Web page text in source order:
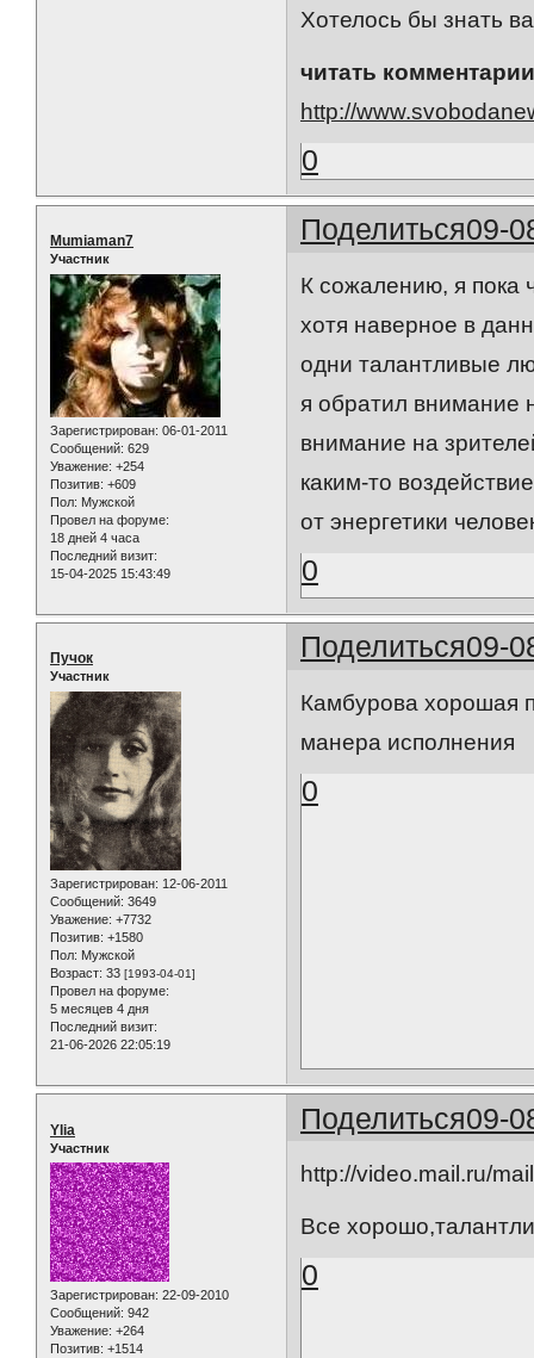
Хотелось бы знать
читать
http://
0
Поделиться09-
Mumiaman7
Участник
Зарегистрирован: 06-01-2011
Сообщений: 629
Уважение: +254
Позитив: +609
Пол: Мужской
Провел на форуме:
18 дней 4 часа
Последний визит:
15-04-2025 15:43:49
К сожалению, я пока
хотя наверное в
одни талантливые
я обратил внимание
внимание на
каким-то
от энергетики
0
Поделиться09-
Пучок
Участник
Зарегистрирован: 12-06-2011
Сообщений: 3649
Уважение: +7732
Позитив: +1580
Пол: Мужской
Возраст: 33 [1993-04-01]
Провел на форуме:
5 месяцев 4 дня
Последний визит:
21-06-2026 22:05:19
Камбурова хорошая
манера исполнения
0
Поделиться09-
Ylia
Участник
Зарегистрирован: 22-09-2010
Сообщений: 942
Уважение: +264
Позитив: +1514
http://video.mail.ru/
Все
0